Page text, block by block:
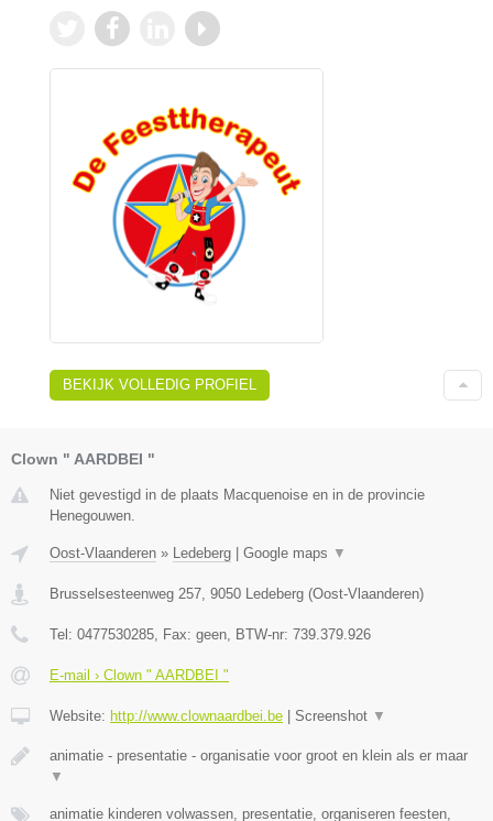
BEKIJK VOLLEDIG PROFIEL
Clown " AARDBEI "
Niet gevestigd in de plaats Macquenoise en in de provincie
Henegouwen.
Oost-Vlaanderen » Ledeberg | Google maps ▼
Brusselsesteenweg 257 9050 Ledeberg (Oost-Vlaanderen)
Tel: 0477530285 , Fax: geen , BTW-nr: 739.379.926
E-mail › Clown " AARDBEI "
Website: http://www.clownaardbei.be | Screenshot ▼
animatie - presentatie - organisatie voor groot en klein als er maar
▼
animatie kinderen volwassen, presentatie, organiseren feesten,